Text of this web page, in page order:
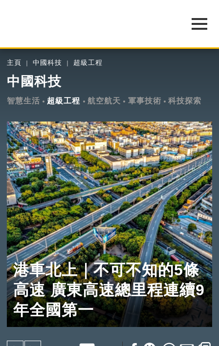
主頁 中國科技 超級工程
中國科技
智慧生活 超級工程 航空航天 軍事技術 科技探索
港車北上｜不可不知的5條
高速 廣東高速總里程連續9
年全國第一